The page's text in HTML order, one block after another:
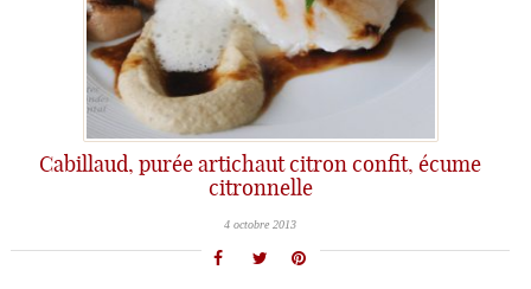
Cabillaud, purée artichaut citron confit, écume
citronnelle
4 octobre 2013